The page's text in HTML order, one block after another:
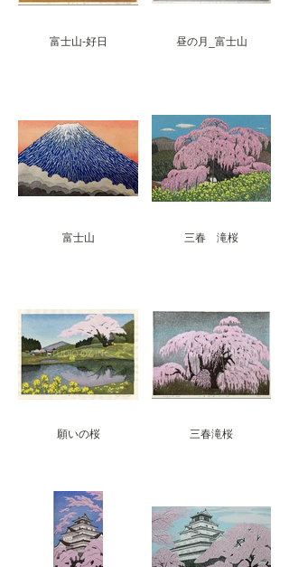
富士山-好日 昼の月_富士山
富士山 三春 滝桜
願いの桜 三春滝桜